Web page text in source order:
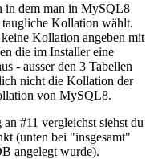
in dem man in MySQL8
Kollation wählt.
Kollation angeben mit
die im Installer eine
- ausser den 3 Tabellen
nicht die Kollation der
von MySQL8.
#11 vergleichst siehst du
(unten bei "insgesamt"
angelegt wurde).